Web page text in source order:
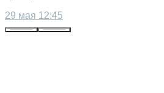
29 мая 12:45